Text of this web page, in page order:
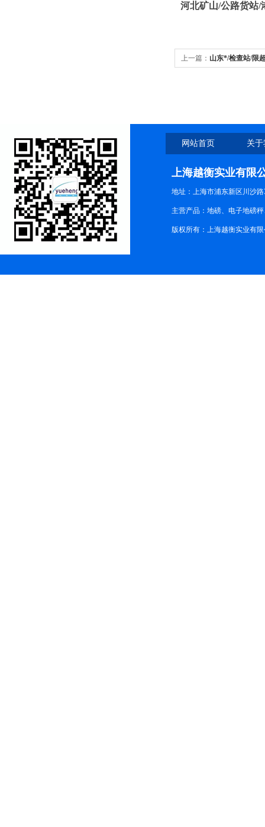
河北矿山/公路货站/
上一篇： 山东*/检查站/限
网站首页 关
上海越衡实业有限
地址：上海市浦东新区川沙路
主营产品：地磅、电子地磅
版权所有：上海越衡实业有